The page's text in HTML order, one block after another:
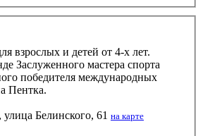
взрослых и детей от 4-х лет.
Заслуженного мастера спорта
победителя международных
Пентка.
Белинского, 61 на карте